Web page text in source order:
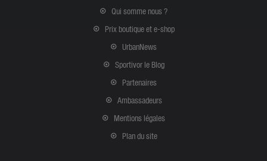
Qui somme nous ?
Prix boutique et e-shop
UrbanNews
Sportivor le Blog
Partenaires
Ambassadeurs
Mentions légales
Plan du site